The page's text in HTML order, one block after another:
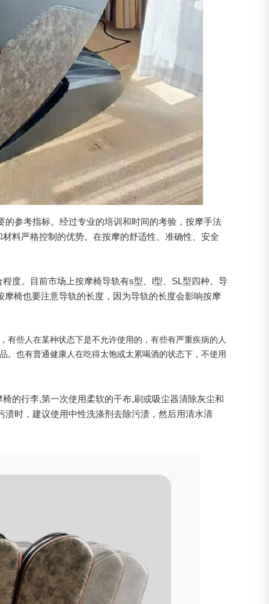
参考指标。经过专业的培训和时间的考验，按摩手法
料严格控制的优势。在按摩的舒适性、准确性、安全
度。目前市场上按摩椅导轨有s型、l型、SL型四种。导
椅也要注意导轨的长度，因为导轨的长度会影响按摩
有些人在某种状态下是不允许使用的，有些有严重疾病的人
。也有普通健康人在吃得太饱或太累喝酒的状态下，不使用
的行李,第一次使用柔软的干布,刷或吸尘器清除灰尘和
时，建议使用中性洗涤剂去除污渍，然后用清水清